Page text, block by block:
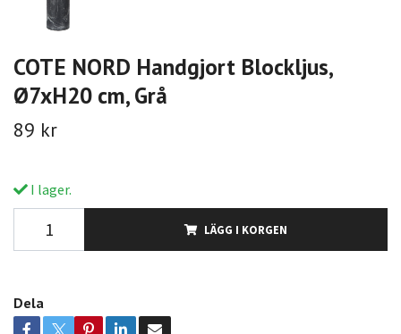
COTE NORD Handgjort Blockljus,
Ø7xH20 cm, Grå
89 kr
I lager.
LÄGG I KORGEN
Dela